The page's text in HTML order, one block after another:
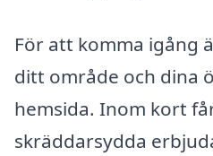
För att komma igång
ditt område och dina
hemsida. Inom kort
skräddarsydda